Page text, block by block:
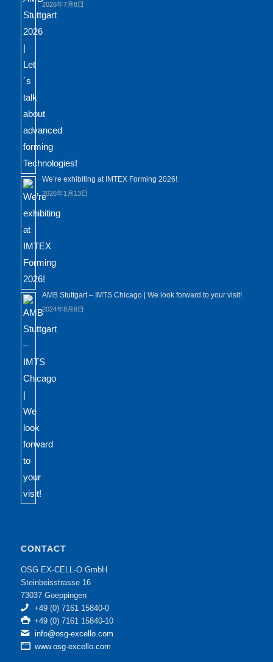
2026年7月8日
We’re exhibiting at IMTEX Forming 2026!
2026年1月13日
AMB Stuttgart – IMTS Chicago | We look forward to your visit!
2024年8月8日
CONTACT
OSG EX-CELL-O GmbH
Steinbeisstrasse 16
73037 Goeppingen
+49 (0) 7161 15840-0
+49 (0) 7161 15840-10
info@osg-excello.com
www.osg-excello.com